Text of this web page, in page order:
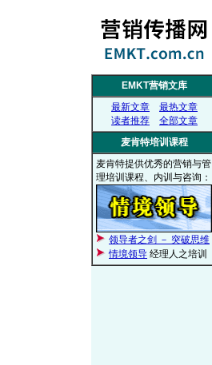
EMKT营销文库
最新文章
最热文章
读者推荐
全部文章
麦肯特培训课程
麦肯特提供优秀的营销与管
理培训课程、内训与咨询：
领导者之剑 － 突破思维
情境领导 经理人之培训